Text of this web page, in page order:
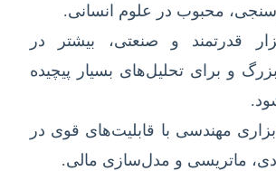
محبوب در علوم انسانی.
قدرتمند و صنعتی، بیشتر در
و برای تحلیل‌های بسیار پیچیده
مهندسی با قابلیت‌های قوی در
ماتریسی و مدل‌سازی مالی.